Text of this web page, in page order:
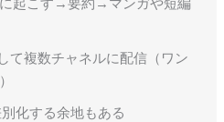
て複数チャネルに配信（ワン
化する余地もある